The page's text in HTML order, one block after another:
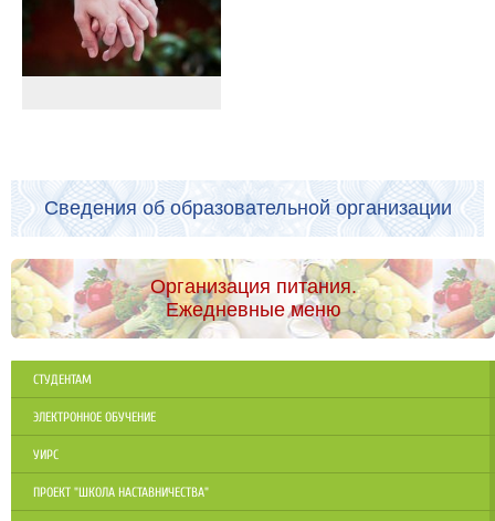
Сведения об образовательной организации
Организация питания.
Ежедневные меню
СТУДЕНТАМ
ЭЛЕКТРОННОЕ ОБУЧЕНИЕ
УИРС
ПРОЕКТ "ШКОЛА НАСТАВНИЧЕСТВА"